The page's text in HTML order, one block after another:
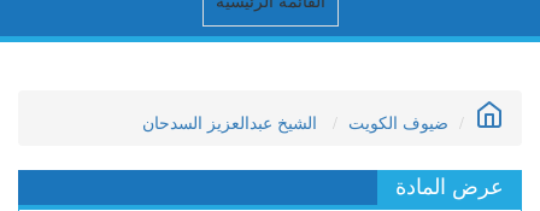
ضيوف الكويت الشيخ عبدالعزيز السدحان
عرض المادة